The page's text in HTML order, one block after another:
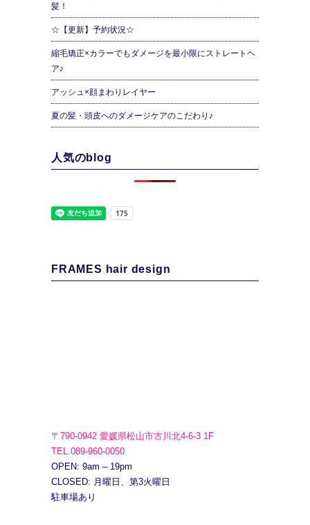
髪！
☆【更新】予約状況☆
縮毛矯正×カラーでもダメージを最小限にストレートヘ
ア♪
アッシュ×顔まわりレイヤー
夏の髪・頭皮へのダメージケアのこだわり♪
人気のblog
FRAMES hair design
〒790-0942 愛媛県松山市古川北4-6-3 1F
TEL.089-960-0050
OPEN: 9am – 19pm
CLOSED: 月曜日、第3火曜日
駐車場あり